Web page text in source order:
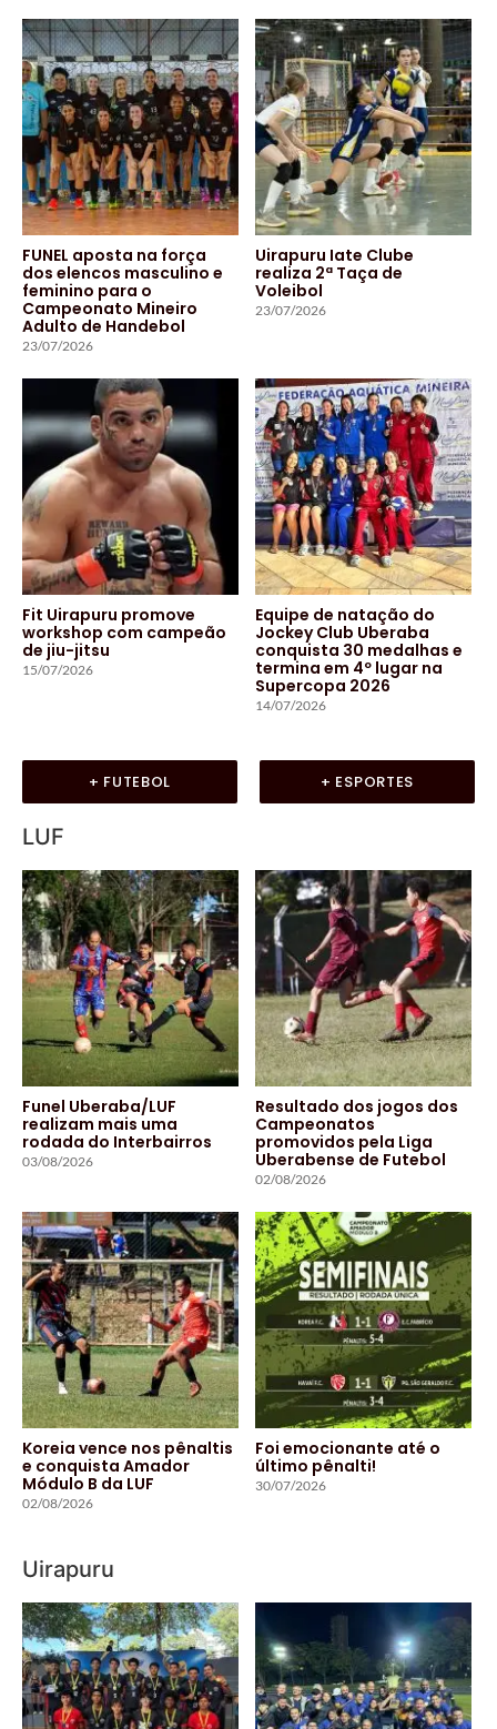
FUNEL aposta na força
dos elencos masculino e
feminino para o
Campeonato Mineiro
Adulto de Handebol
23/07/2026
Uirapuru Iate Clube
realiza 2ª Taça de
Voleibol
23/07/2026
Fit Uirapuru promove
workshop com campeão
de jiu-jitsu
15/07/2026
Equipe de natação do
Jockey Club Uberaba
conquista 30 medalhas e
termina em 4º lugar na
Supercopa 2026
14/07/2026
+ FUTEBOL + ESPORTES
LUF
Funel Uberaba/LUF
realizam mais uma
rodada do Interbairros
03/08/2026
Resultado dos jogos dos
Campeonatos
promovidos pela Liga
Uberabense de Futebol
02/08/2026
Koreia vence nos pênaltis
e conquista Amador
Módulo B da LUF
02/08/2026
Foi emocionante até o
último pênalti!
30/07/2026
Uirapuru